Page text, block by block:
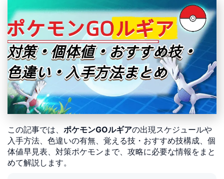
この記事では、 ポケモンGOルギアの出現スケジュールや
入手方法、色違いの有無、覚える技・おすすめ技構成、個
体値早見表、対策ポケモンまで、攻略に必要な情報をまと
めて解説します。